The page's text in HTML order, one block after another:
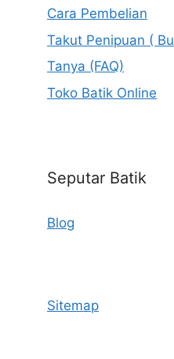
Cara Pembelian
Takut Penipuan (
Tanya (FAQ)
Toko Batik Online
Seputar Batik
Blog
Sitemap